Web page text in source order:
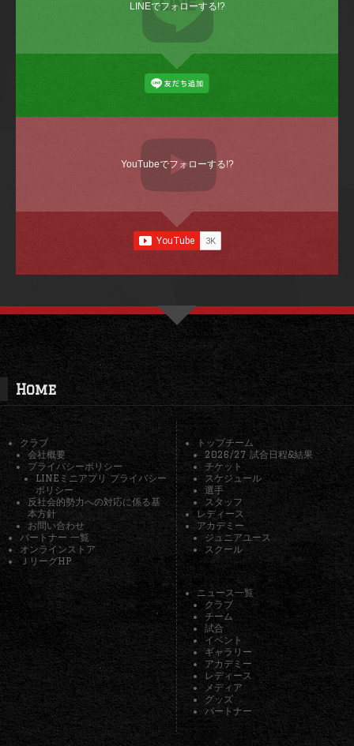
LINEでフォローする!?
YouTubeでフォローする!?
Home
クラブ
会社概要
プライバシーポリシー
LINEミニアプリ プライバシー
ポリシー
反社会的勢力への対応に係る基
本方針
お問い合わせ
パートナー 一覧
オンラインストア
ＪリーグHP
トップチーム
2026/27 試合日程&結果
チケット
スケジュール
選手
スタッフ
レディース
アカデミー
ジュニアユース
スクール
ニュース一覧
クラブ
チーム
試合
イベント
ギャラリー
アカデミー
レディース
メディア
グッズ
パートナー